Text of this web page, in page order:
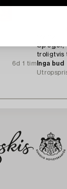
6d 1 tim
Spegel,
troligtvis
Inga bud